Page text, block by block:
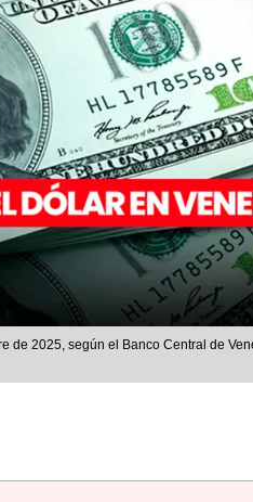
de 2025, según el Banco Central de